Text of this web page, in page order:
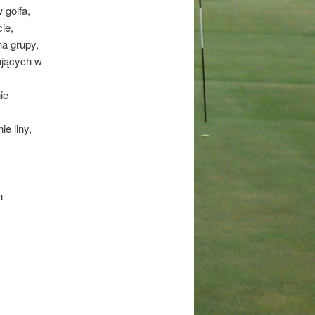
golfa,
grupy,
w
liny,